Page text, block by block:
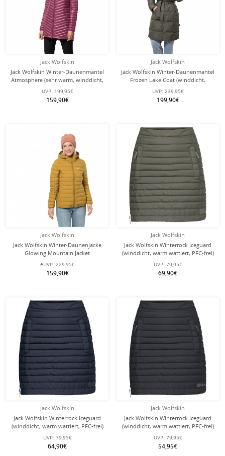
Jack Wolfskin
Jack Wolfskin Winter-Daunenmantel
Atmosphere (sehr warm, winddicht,
PFC-frei) violett Damen
UVP: 199,95€
159,90€
Jack Wolfskin
Jack Wolfskin Winter-Daunenmantel
Frozen Lake Coat (winddicht,
wasserabweisend) graugrün Damen
UVP: 239,95€
199,90€
Jack Wolfskin
Jack Wolfskin Winter-Daunenjacke
Glowing Mountain Jacket
(winddicht, warm, PFC-frei) gelb
Damen
eUVP: 229,95€
159,90€
Jack Wolfskin
Jack Wolfskin Winterrock Iceguard
(winddicht, warm wattiert, PFC-frei)
dusty olivegrün Damen
UVP: 79,95€
69,90€
Jack Wolfskin
Jack Wolfskin Winterrock Iceguard
(winddicht, warm wattiert, PFC-frei)
nachtblau Damen
UVP: 79,95€
64,90€
Jack Wolfskin
Jack Wolfskin Winterrock Iceguard
(winddicht, warm wattiert, PFC-frei)
phantomgrau Damen
UVP: 79,95€
54,95€